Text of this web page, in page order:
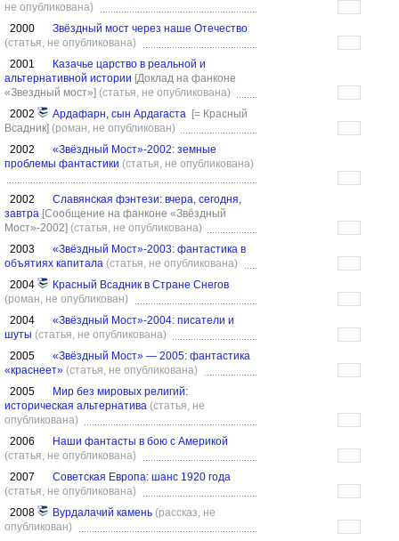
не опубликована)
2000
Звёздный мост через наше Отечество
(статья, не опубликована)
2001
Казачье царство в реальной и
альтернативной истории [Доклад на фанконе
«Звездный мост»] (статья, не опубликована)
2002
Ардафарн, сын Ардагаста [= Красный
Всадник] (роман, не опубликован)
2002
«Звёздный Мост»-2002: земные
проблемы фантастики (статья, не опубликована)
2002
Славянская фэнтези: вчера, сегодня,
завтра [Сообщение на фанконе «Звёздный
Мост»-2002] (статья, не опубликована)
2003
«Звёздный Мост»-2003: фантастика в
объятиях капитала (статья, не опубликована)
2004
Красный Всадник в Стране Снегов
(роман, не опубликован)
2004
«Звёздный Мост»-2004: писатели и
шуты (статья, не опубликована)
2005
«Звёздный Мост» — 2005: фантастика
«краснеет» (статья, не опубликована)
2005
Мир без мировых религий:
историческая альтернатива (статья, не
опубликована)
2006
Наши фантасты в бою с Америкой
(статья, не опубликована)
2007
Советская Европа: шанс 1920 года
(статья, не опубликована)
2008
Вурдалачий камень (рассказ, не
опубликован)